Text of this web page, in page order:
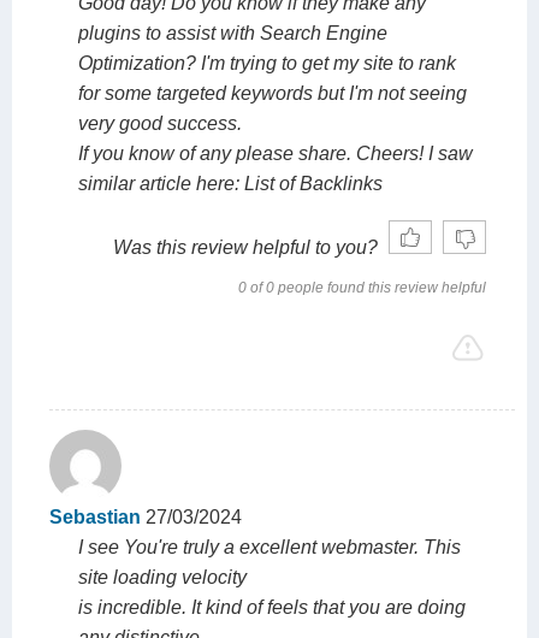
plugins to assist with Search Engine
Optimization? I'm trying to get my site to rank
for some targeted keywords but I'm not seeing
very good success.
If you know of any please share. Cheers! I saw
similar article here: List of Backlinks
Was this review helpful to you?
0 of 0 people found this review helpful
Sebastian 27/03/2024
I see You're truly a excellent webmaster. This
site loading velocity
is incredible. It kind of feels that you are doing